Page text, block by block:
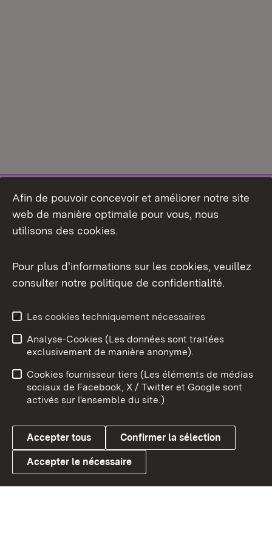
Aperçu des thèmes
Link zum Landesportal
Conseils d'utilisation
Confidentialité
Cookies
Afin de pouvoir concevoir et améliorer notre site
web de manière optimale pour vous, nous
utilisons des cookies.
Pour plus d'informations sur les cookies, veuillez
consulter notre politique de confidentialité.
Les cookies techniquement nécessaires
Analyse-Cookies (Les données sont traitées
exclusivement de manière anonyme).
Cookies fournisseur tiers (Les éléments de médias
sociaux de Facebook, X / Twitter et Google sont
activés sur l'ensemble du site.)
Accepter tous Confirmer la sélection
Accepter le nécessaire